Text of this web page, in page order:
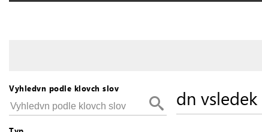
Vyhledvn podle klovch slov dn vsledek